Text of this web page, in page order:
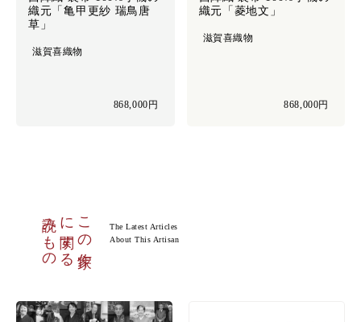
織元「亀甲更紗 瑞鳥唐
草」
滋賀喜織物
868,000円
織元「菱地文」
滋賀喜織物
868,000円
この作家
に関する
読みもの
The Latest Articles
About This Artisan